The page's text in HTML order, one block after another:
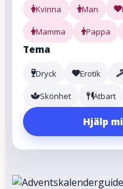
Kvinna Man
Mamma Pappa
Tema
Dryck Erotik
Skönhet Ätbart
Hjälp